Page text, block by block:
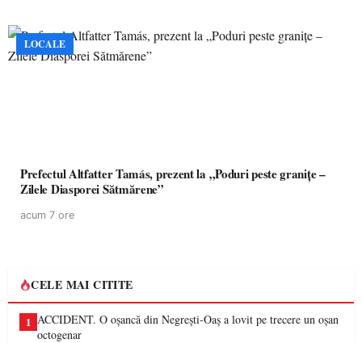
LOCALE
Prefectul Altfatter Tamás, prezent la „Poduri peste granițe –
Zilele Diasporei Sătmărene”
acum 7 ore
CELE MAI CITITE
1 ACCIDENT. O oșancă din Negrești-Oaș a lovit pe trecere un oșan
octogenar